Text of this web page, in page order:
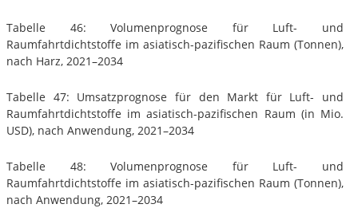
Tabelle 46: Volumenprognose für Luft- und
Raumfahrtdichtstoffe im asiatisch-pazifischen Raum (Tonnen),
nach Harz, 2021–2034
Tabelle 47: Umsatzprognose für den Markt für Luft- und
Raumfahrtdichtstoffe im asiatisch-pazifischen Raum (in Mio.
USD), nach Anwendung, 2021–2034
Tabelle 48: Volumenprognose für Luft- und
Raumfahrtdichtstoffe im asiatisch-pazifischen Raum (Tonnen),
nach Anwendung, 2021–2034